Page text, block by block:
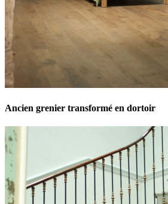
Ancien grenier transformé en dortoir